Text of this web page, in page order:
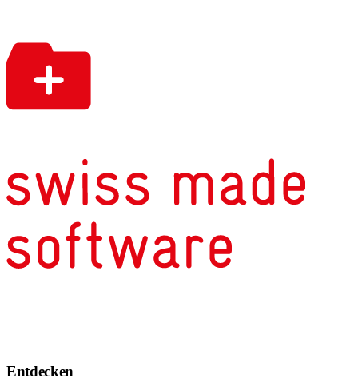
Entdecken